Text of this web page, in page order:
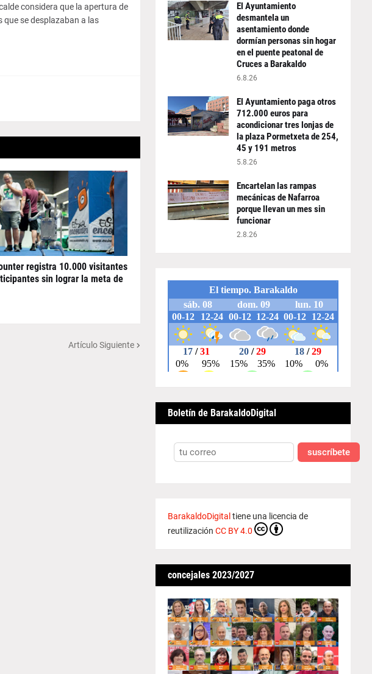
considera que la apertura de
se desplazaban a las
registra 10.000 visitantes
sin lograr la meta de
Artículo Siguiente
El Ayuntamiento
desmantela un
asentamiento donde
dormían personas sin hogar
en el puente peatonal de
Cruces a Barakaldo
6.8.26
El Ayuntamiento paga otros
712.000 euros para
acondicionar tres lonjas de
la plaza Pormetxeta de 254,
45 y 191 metros
5.8.26
Encartelan las rampas
mecánicas de Nafarroa
porque llevan un mes sin
funcionar
2.8.26
Boletín de BarakaldoDigital
suscríbete
BarakaldoDigital tiene una licencia de
reutilización CC BY 4.0
concejales 2023/2027